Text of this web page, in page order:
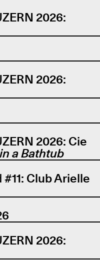
2026:
2026:
2026: Cie
a Bathtub
Club Arielle
2026: